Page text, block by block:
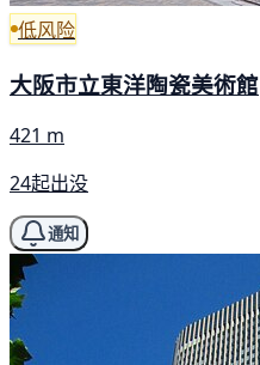
低风险
大阪市立東洋陶瓷美術館
421 m
24起出没
通知